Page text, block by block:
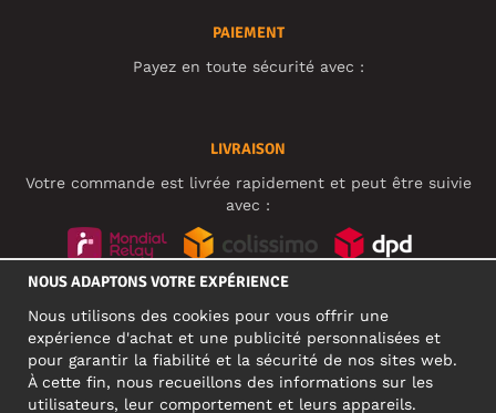
PAIEMENT
Payez en toute sécurité avec :
LIVRAISON
Votre commande est livrée rapidement et peut être suivie
avec :
ADRESSE PROFESSIONNELLE
NOUS ADAPTONS VOTRE EXPÉRIENCE
Nous utilisons des cookies pour vous offrir une
expérience d'achat et une publicité personnalisées et
pour garantir la fiabilité et la sécurité de nos sites web.
À cette fin, nous recueillons des informations sur les
utilisateurs, leur comportement et leurs appareils.